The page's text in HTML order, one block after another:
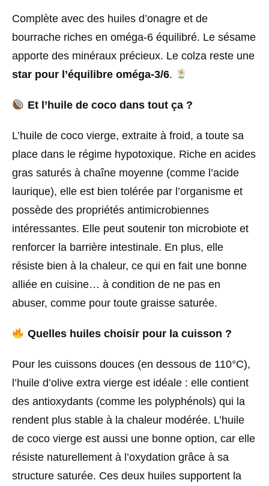
Complète avec des huiles d’onagre et de
bourrache riches en oméga-6 équilibré. Le sésame
apporte des minéraux précieux. Le colza reste une
star pour l’équilibre oméga-3/6.
Et l’huile de coco dans tout ça ?
L’huile de coco vierge, extraite à froid, a toute sa
place dans le régime hypotoxique. Riche en acides
gras saturés à chaîne moyenne (comme l’acide
laurique), elle est bien tolérée par l’organisme et
possède des propriétés antimicrobiennes
intéressantes. Elle peut soutenir ton microbiote et
renforcer la barrière intestinale. En plus, elle
résiste bien à la chaleur, ce qui en fait une bonne
alliée en cuisine… à condition de ne pas en
abuser, comme pour toute graisse saturée.
Quelles huiles choisir pour la cuisson ?
Pour les cuissons douces (en dessous de 110°C),
l’huile d’olive extra vierge est idéale : elle contient
des antioxydants (comme les polyphénols) qui la
rendent plus stable à la chaleur modérée. L’huile
de coco vierge est aussi une bonne option, car elle
résiste naturellement à l’oxydation grâce à sa
structure saturée. Ces deux huiles supportent la